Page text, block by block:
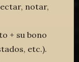
notar,
+ su bono
etc.).